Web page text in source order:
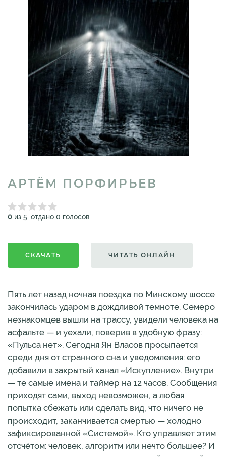
АРТЁМ ПОРФИРЬЕВ
0 из 5, отдано 0 голосов
СКАЧАТЬ ЧИТАТЬ ОНЛАЙН
Пять лет назад ночная поездка по Минскому шоссе
закончилась ударом в дождливой темноте. Семеро
незнакомцев вышли на трассу, увидели человека на
асфальте — и уехали, поверив в удобную фразу:
«Пульса нет». Сегодня Ян Власов просыпается
среди дня от странного сна и уведомления: его
добавили в закрытый канал «Искупление». Внутри
— те самые имена и таймер на 12 часов. Сообщения
приходят сами, выход невозможен, а любая
попытка сбежать или сделать вид, что ничего не
происходит, заканчивается смертью — холодно
зафиксированной «Системой». Кто управляет этим
отсчётом: человек, алгоритм или нечто большее? И